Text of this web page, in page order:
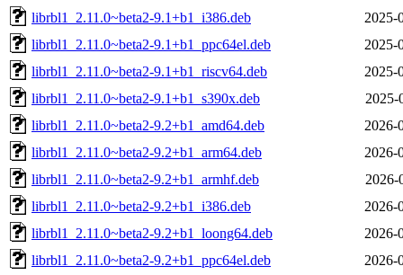
librbl1_2.11.0~beta2-9.1+b1_i386.deb
2025-
librbl1_2.11.0~beta2-9.1+b1_ppc64el.deb
2025-
librbl1_2.11.0~beta2-9.1+b1_riscv64.deb
2025-
librbl1_2.11.0~beta2-9.1+b1_s390x.deb
2025-
librbl1_2.11.0~beta2-9.2+b1_amd64.deb
2026-
librbl1_2.11.0~beta2-9.2+b1_arm64.deb
2026-
librbl1_2.11.0~beta2-9.2+b1_armhf.deb
2026-
librbl1_2.11.0~beta2-9.2+b1_i386.deb
2026-
librbl1_2.11.0~beta2-9.2+b1_loong64.deb
2026-
librbl1_2.11.0~beta2-9.2+b1_ppc64el.deb
2026-